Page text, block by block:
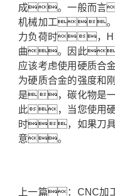
成。一般而言
机械加工。
力负荷时，
曲。因此
应该考虑使用硬质合
为硬质合金的强度
是，碳化物是
此，当您使用硬
时，如果刀
意。
上一篇： CNC加